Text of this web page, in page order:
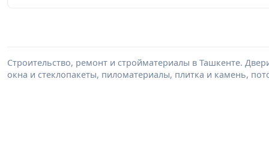
Строительство, ремонт и стройматериалы в Ташкенте.
окна и стеклопакеты, пиломатериалы, плитка и камень,